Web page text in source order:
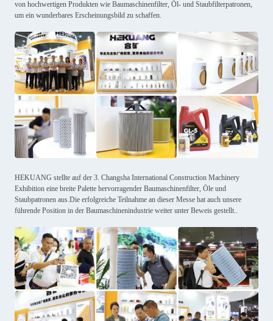
von hochwertigen Produkten wie Baumaschinenfilter, Öl- und Staubfilterpatronen,
um ein wunderbares Erscheinungsbild zu schaffen.
HEKUANG stellte auf der 3. Changsha International Construction Machinery
Exhibition eine breite Palette hervorragender Baumaschinenfilter, Öle und
Staubpatronen aus.Die erfolgreiche Teilnahme an dieser Messe hat auch unsere
führende Position in der Baumaschinenindustrie weiter unter Beweis gestellt..